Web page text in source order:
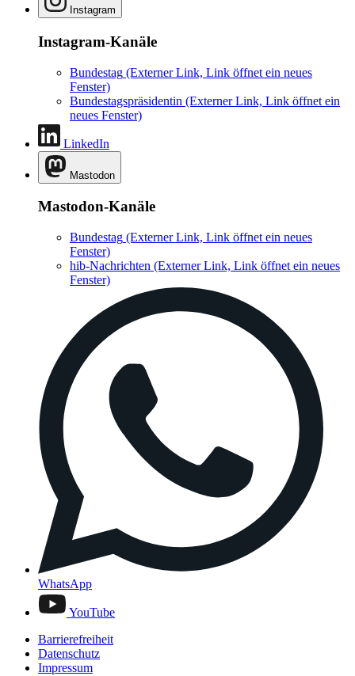
Instagram
Instagram-Kanäle
Bundestag (Externer Link, Link öffnet ein neues
Fenster)
Bundestagspräsidentin (Externer Link, Link öffnet ein
neues Fenster)
LinkedIn
Mastodon
Mastodon-Kanäle
Bundestag (Externer Link, Link öffnet ein neues
Fenster)
hib-Nachrichten (Externer Link, Link öffnet ein neues
Fenster)
WhatsApp
YouTube
Barrierefreiheit
Datenschutz
Impressum